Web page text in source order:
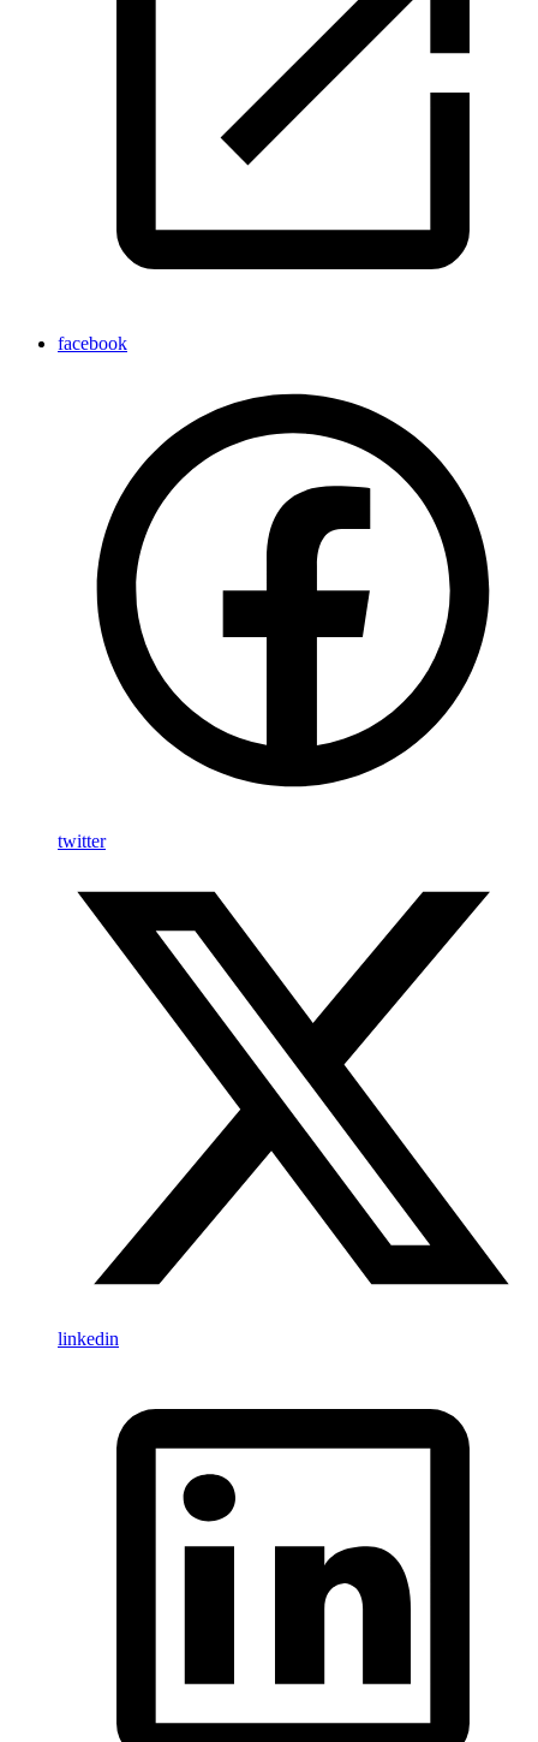
facebook
twitter
linkedin